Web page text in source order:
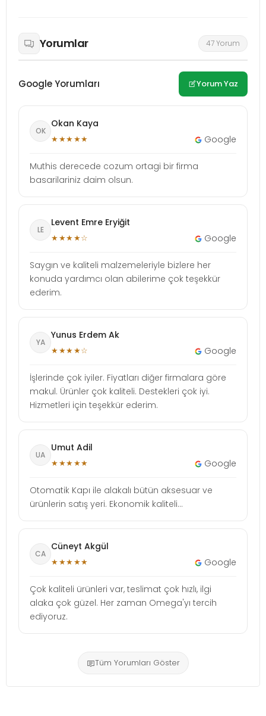
Yorumlar 47 Yorum
Google Yorumları Yorum Yaz
OK
Okan Kaya
★★★★★ Google
Muthis derecede cozum ortagi bir firma
basarilariniz daim olsun.
LE
Levent Emre Eryiğit
★★★★☆ Google
Saygın ve kaliteli malzemeleriyle bizlere her
konuda yardımcı olan abilerime çok teşekkür
ederim.
YA
Yunus Erdem Ak
★★★★☆ Google
İşlerinde çok iyiler. Fiyatları diğer firmalara göre
makul. Ürünler çok kaliteli. Destekleri çok iyi.
Hizmetleri için teşekkür ederim.
UA
Umut Adil
★★★★★ Google
Otomatik Kapı ile alakalı bütün aksesuar ve
ürünlerin satış yeri. Ekonomik kaliteli...
CA
Cüneyt Akgül
★★★★★ Google
Çok kaliteli ürünleri var, teslimat çok hızlı, ilgi
alaka çok güzel. Her zaman Omega'yı tercih
ediyoruz.
Tüm Yorumları Göster